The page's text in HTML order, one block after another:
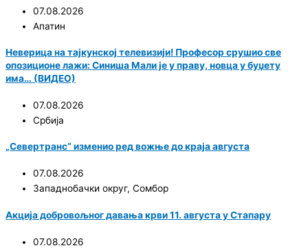
07.08.2026
Апатин
Неверица на тајкунској телевизији! Професор срушио све
опозиционе лажи: Синиша Мали је у праву, новца у буџету
има… (ВИДЕО)
07.08.2026
Србија
„Севертранс“ изменио ред вожње до краја августа
07.08.2026
Западнобачки округ, Сомбор
Акција добровољног давања крви 11. августа у Стапару
07.08.2026